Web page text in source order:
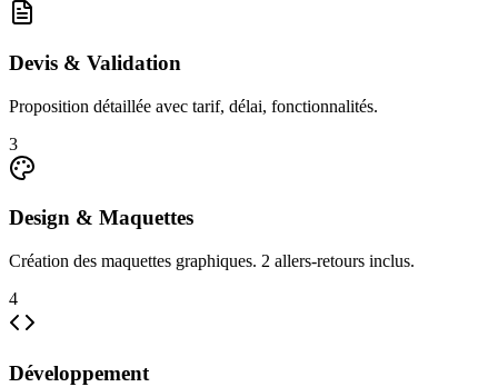
Devis & Validation
Proposition détaillée avec tarif, délai, fonctionnalités.
3
Design & Maquettes
Création des maquettes graphiques. 2 allers-retours inclus.
4
Développement